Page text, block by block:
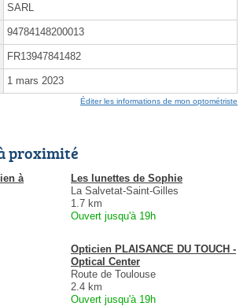
SARL
94784148200013
FR13947841482
1 mars 2023
Éditer les informations de mon optométriste
proximité
à
Les lunettes de Sophie
La Salvetat-Saint-Gilles
1.7 km
Ouvert jusqu'à 19h
Opticien PLAISANCE DU TOUCH -
Optical Center
Route de Toulouse
2.4 km
Ouvert jusqu'à 19h